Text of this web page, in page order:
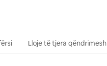
Lloje të tjera qëndrimesh